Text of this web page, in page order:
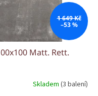
1 649 Kč
–53 %
Matt. Rett.
Skladem (3 balení)